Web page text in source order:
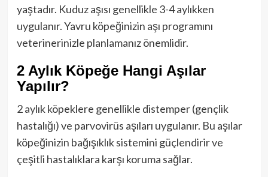
yaştadır. Kuduz aşısı genellikle 3-4 aylıkken
uygulanır. Yavru köpeğinizin aşı programını
veterinerinizle planlamanız önemlidir.
2 Aylık Köpeğe Hangi Aşılar
Yapılır?
2 aylık köpeklere genellikle distemper (gençlik
hastalığı) ve parvovirüs aşıları uygulanır. Bu aşılar
köpeğinizin bağışıklık sistemini güçlendirir ve
çeşitli hastalıklara karşı koruma sağlar.